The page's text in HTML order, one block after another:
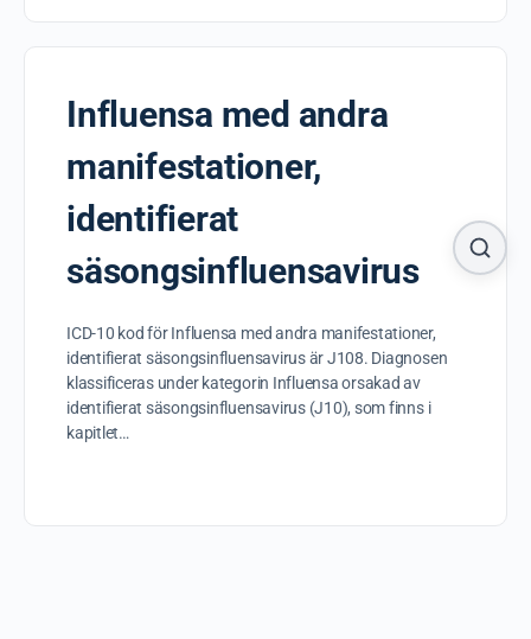
Influensa med andra
manifestationer,
identifierat
säsongsinfluensavirus
ICD-10 kod för Influensa med andra manifestationer,
identifierat säsongsinfluensavirus är J108. Diagnosen
klassificeras under kategorin Influensa orsakad av
identifierat säsongsinfluensavirus (J10), som finns i
kapitlet…